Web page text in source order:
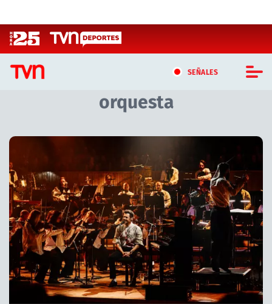
SEÑALES
CASTING MASTERCHEF CHILE
CASTING TVN VERTICAL
TVN VERTICAL
TVN PLAY
PROGRAMAS
TELESERIES
NTV
orquesta
Artículos relacionados con orquesta